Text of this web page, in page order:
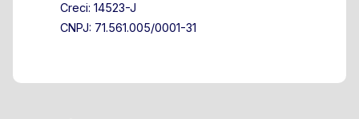
Creci: 14523-J
CNPJ: 71.561.005/0001-31